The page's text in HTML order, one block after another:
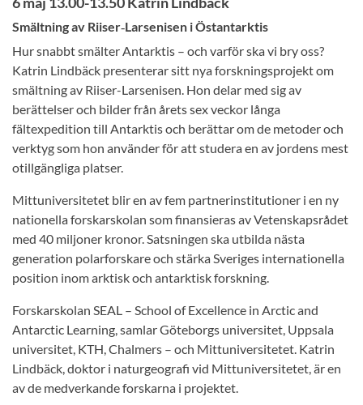
Smältning av Riiser‑Larsenisen i Östantarktis
Hur snabbt smälter Antarktis – och varför ska vi bry oss?
Katrin Lindbäck presenterar sitt nya forskningsprojekt om
smältning av Riiser-Larsenisen. Hon delar med sig av
berättelser och bilder från årets sex veckor långa
fältexpedition till Antarktis och berättar om de metoder och
verktyg som hon använder för att studera en av jordens mest
otillgängliga platser.
Mittuniversitetet blir en av fem partnerinstitutioner i en ny
nationella forskarskolan som finansieras av Vetenskapsrådet
med 40 miljoner kronor. Satsningen ska utbilda nästa
generation polarforskare och stärka Sveriges internationella
position inom arktisk och antarktisk forskning.
Forskarskolan SEAL – School of Excellence in Arctic and
Antarctic Learning, samlar Göteborgs universitet, Uppsala
universitet, KTH, Chalmers – och Mittuniversitetet. Katrin
Lindbäck, doktor i naturgeografi vid Mittuniversitetet, är en
av de medverkande forskarna i projektet.